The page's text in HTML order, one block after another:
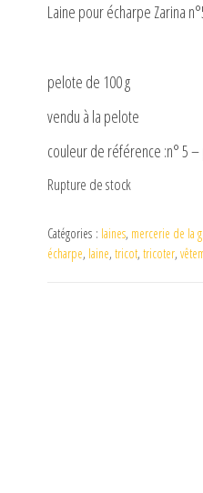
Laine pour écharpe Zarina
pelote de 100 g
vendu à la pelote
couleur de référence :n° 5
Rupture de stock
Catégories : laines, mercerie de la
écharpe, laine, tricot, tricoter,